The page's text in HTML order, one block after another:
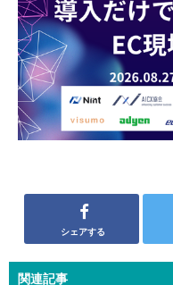
シェアする
関連記事